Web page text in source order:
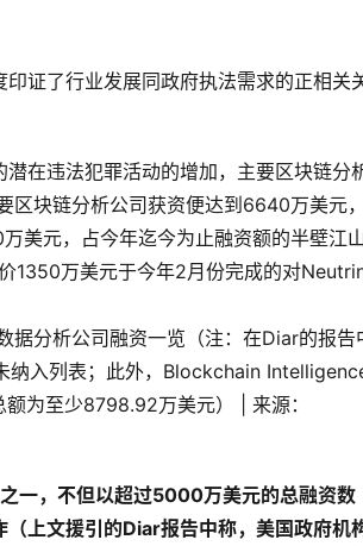
证了行业发展同政府执法需求的正相关
在违法犯罪活动的增加，主要区块链分
区块链分析公司获资便达到6640万美元
美元，占今年迄今为止融资额的半壁江山
1350万美元于今年2月份完成的对
据分析公司融资一览（注：在Diar的报告
纳入列表；此外，Blockchain
为至少8798.92万美元） | 来源：
一，不但以超过5000万美元的总融资数
上文援引的Diar报告中称，美国政府机